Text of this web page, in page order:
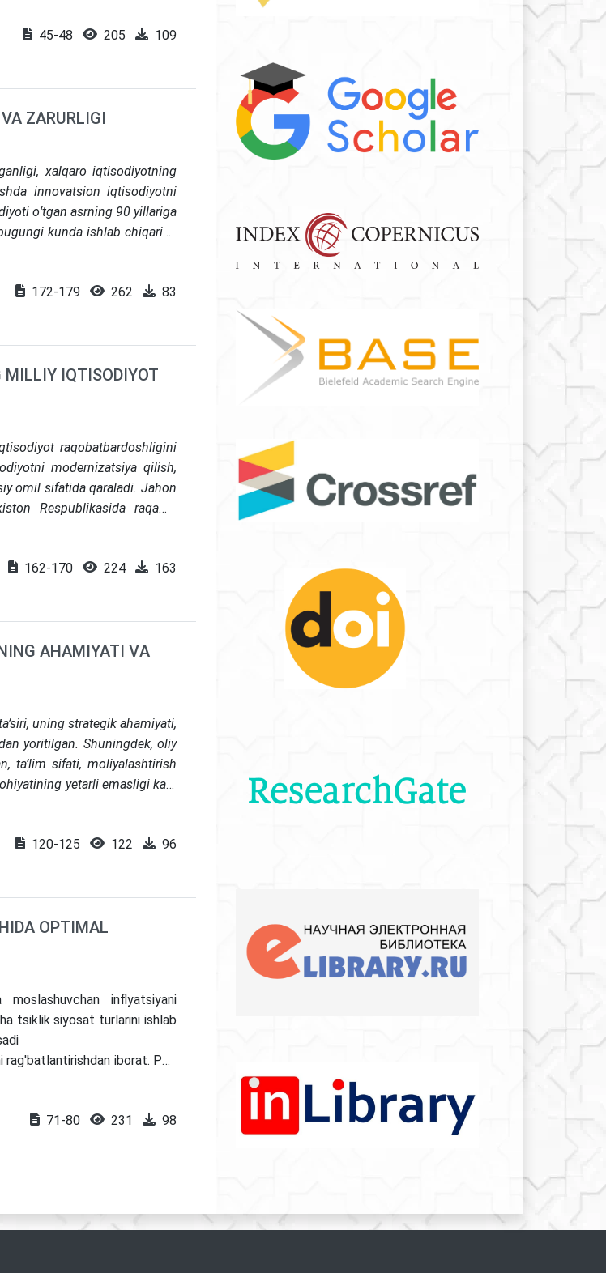
45-48 205 109
ZARURLIGI
xalqaro iqtisodiyotning
innovatsion iqtisodiyotni
oʻtgan asrning 90 yillariga
kunda ishlab chiqarish
oʻtmoqda. Xoʻjaliklar
ahamiyatli chuqur
tegishli kombinatsiyasini
keltiradi.
172-179 262 83
MILLIY IQTISODIYOT
raqobatbardoshligini
modernizatsiya qilish,
omil sifatida qaraladi. Jahon
Respublikasida raqamli
hajmi va bandlik bo‘yicha
investitsiyalar va IT-
uning hajmini oshirish va
nomli ilmiy tadqiqot
162-170 224 163
АHАMIYATI VА
uning strategik ahamiyati,
yoritilgan. Shuningdek, oliy
ta’lim sifati, moliyalashtirish
yetarli emasligi kabi
120-125 122 96
OPTIMAL
inflyatsiyani
tsiklik siyosat turlarini ishlab
iborat. Pul-
DSGE modelidan
maqsadi o'rtasidagi
o'sishi r* ning pasayishidan
uchun yetarlidir.
aniqlandi.
71-80 231 98